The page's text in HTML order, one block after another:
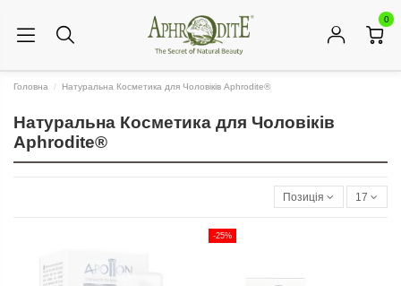
0
Головна Натуральна Косметика для Чоловіків Aphrodite®
Натуральна Косметика для Чоловіків
Aphrodite®
Позиція 17
-25%